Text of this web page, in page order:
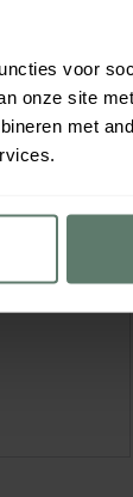
voor
onze site
met